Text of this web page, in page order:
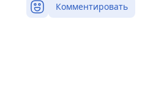
Комментировать